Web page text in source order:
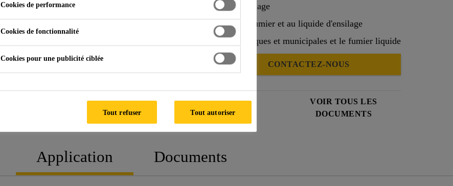
Résistant aux acides organiques tels que les liquides d'ensilage
Résistant aux eaux usées domestiques et municipales, au fumier et au liquide d'ensilage
Résistant aux eaux usées telles que les eaux usées domestiques et municipales et le fumier liquide
CONTACTEZ-NOUS
FICHE
FICHE DE DONNÉES DE
SÉCURITÉ
VOIR TOUS LES
DOCUMENTS
Application Documents
Cookies de performance
Cookies de fonctionnalité
Cookies pour une publicité ciblée
Tout refuser Tout autoriser